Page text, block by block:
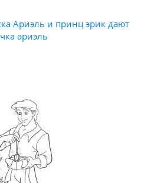
Ариэль и принц эрик дают
ариэль